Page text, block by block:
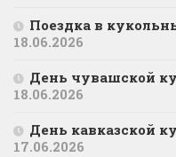
Поездка в
18.06.2026
День чувашской
18.06.2026
День кавказской
17.06.2026